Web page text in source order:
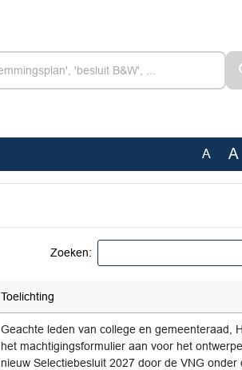
A A
Zoeken:
Toelichting
Geachte leden van college en gemeenteraad,
het machtigingsformulier aan voor het
nieuw Selectiebesluit 2027 door de VNG onder